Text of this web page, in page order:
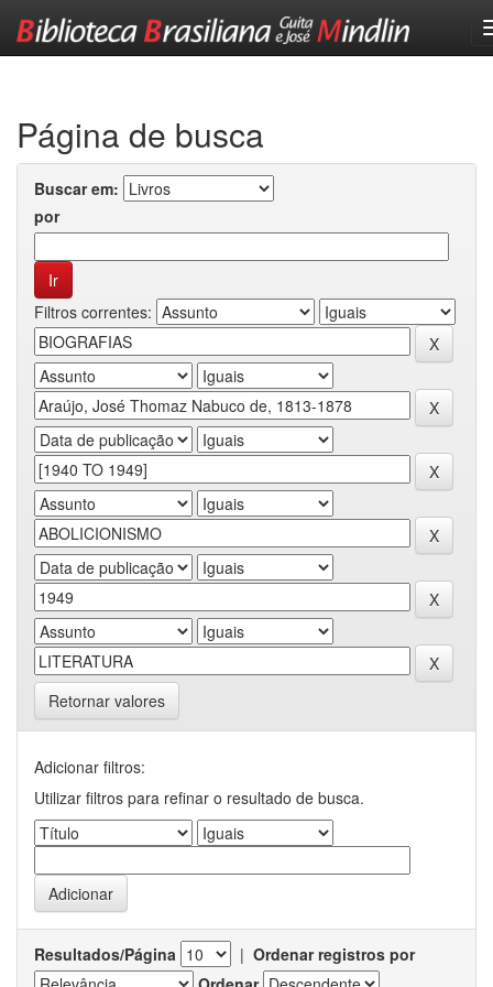
Página de busca
Buscar em:
por
Filtros correntes:
Retornar valores
Adicionar filtros:
Utilizar filtros para refinar o resultado de busca.
Resultados/Página | Ordenar registros por